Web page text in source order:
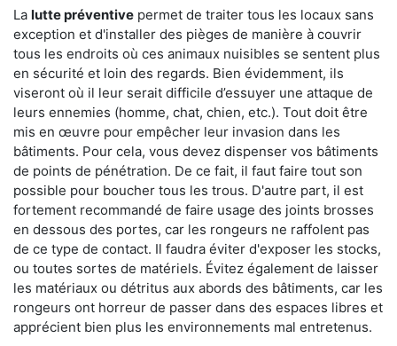
La lutte préventive permet de traiter tous les locaux sans
exception et d'installer des pièges de manière à couvrir
tous les endroits où ces animaux nuisibles se sentent plus
en sécurité et loin des regards. Bien évidemment, ils
viseront où il leur serait difficile d’essuyer une attaque de
leurs ennemies (homme, chat, chien, etc.). Tout doit être
mis en œuvre pour empêcher leur invasion dans les
bâtiments. Pour cela, vous devez dispenser vos bâtiments
de points de pénétration. De ce fait, il faut faire tout son
possible pour boucher tous les trous. D'autre part, il est
fortement recommandé de faire usage des joints brosses
en dessous des portes, car les rongeurs ne raffolent pas
de ce type de contact. Il faudra éviter d'exposer les stocks,
ou toutes sortes de matériels. Évitez également de laisser
les matériaux ou détritus aux abords des bâtiments, car les
rongeurs ont horreur de passer dans des espaces libres et
apprécient bien plus les environnements mal entretenus.